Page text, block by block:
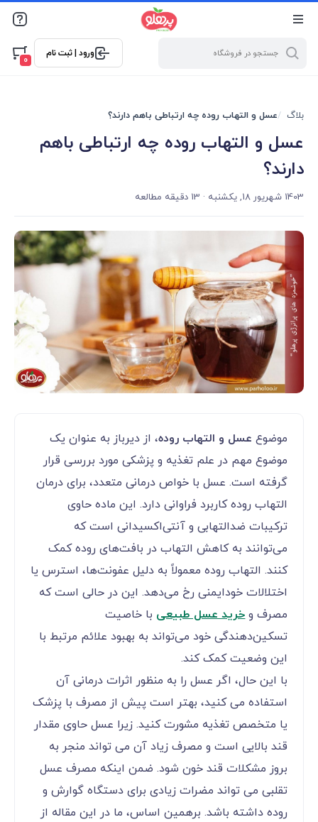
@media screen and (max-width: 500px) { .w-ch{bottom: 125px
!important; left:5px !important;} }
ورود | ثبت نام
0
بلاگ عسل و التهاب روده چه ارتباطی باهم دارند؟
عسل و التهاب روده چه ارتباطی باهم
دارند؟
1403 شهریور 18, یکشنبه · 13 دقیقه مطالعه
موضوع عسل و التهاب روده، از دیرباز به عنوان یک
موضوع مهم در علم تغذیه و پزشکی مورد بررسی قرار
گرفته است. عسل با خواص درمانی متعدد، برای درمان
التهاب روده کاربرد فراوانی دارد. این ماده حاوی
ترکیبات ضدالتهابی و آنتی‌اکسیدانی است که
می‌توانند به کاهش التهاب در بافت‌های روده کمک
کنند. التهاب روده معمولاً به دلیل عفونت‌ها، استرس یا
اختلالات خودایمنی رخ می‌دهد. این در حالی است که
مصرف وخرید عسل طبیعی با خاصیت
تسکین‌دهندگی خود می‌تواند به بهبود علائم مرتبط با
این وضعیت کمک کند.
با این حال، اگر عسل را به منظور اثرات درمانی آن
استفاده می کنید، بهتر است پیش از مصرف با پزشک
یا متخصص تغذیه مشورت کنید. زیرا عسل حاوی مقدار
قند بالایی است و مصرف زیاد آن می تواند منجر به
بروز مشکلات قند خون شود. ضمن اینکه مصرف عسل
تقلبی می تواند مضرات زیادی برای دستگاه گوارش و
روده داشته باشد. برهمین اساس، ما در این مقاله از